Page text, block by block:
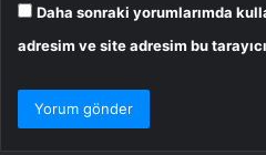
Daha sonraki yorumlarımda
adresim ve site adresim bu